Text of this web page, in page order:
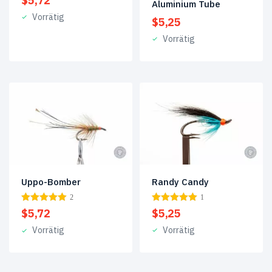
Vorrätig
Aluminium Tube
$5,25
Vorrätig
Uppo-Bomber
2
$5,72
Vorrätig
Randy Candy
1
$5,25
Vorrätig